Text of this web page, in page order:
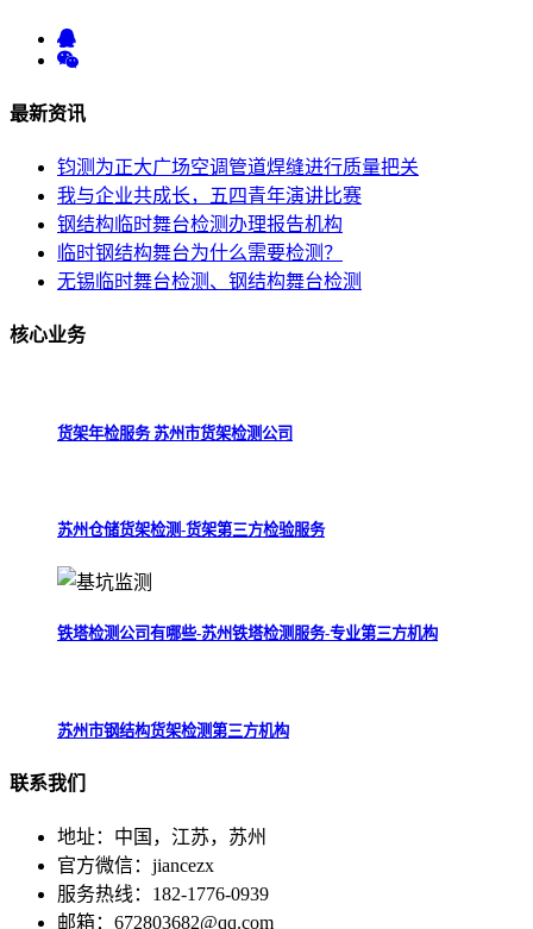
最新资讯
钧测为正大广场空调管道焊缝进行质量把关
我与企业共成长，五四青年演讲比赛
钢结构临时舞台检测办理报告机构
临时钢结构舞台为什么需要检测？
无锡临时舞台检测、钢结构舞台检测
核心业务
货架年检服务 苏州市货架检测公司
苏州仓储货架检测-货架第三方检验服务
铁塔检测公司有哪些-苏州铁塔检测服务-专业第三方机构
苏州市钢结构货架检测第三方机构
联系我们
地址：中国，江苏，苏州
官方微信：jiancezx
服务热线：182-1776-0939
邮箱：672803682@qq.com